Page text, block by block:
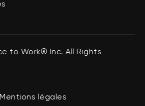
to Work® Inc. All Rights
Mentions légales